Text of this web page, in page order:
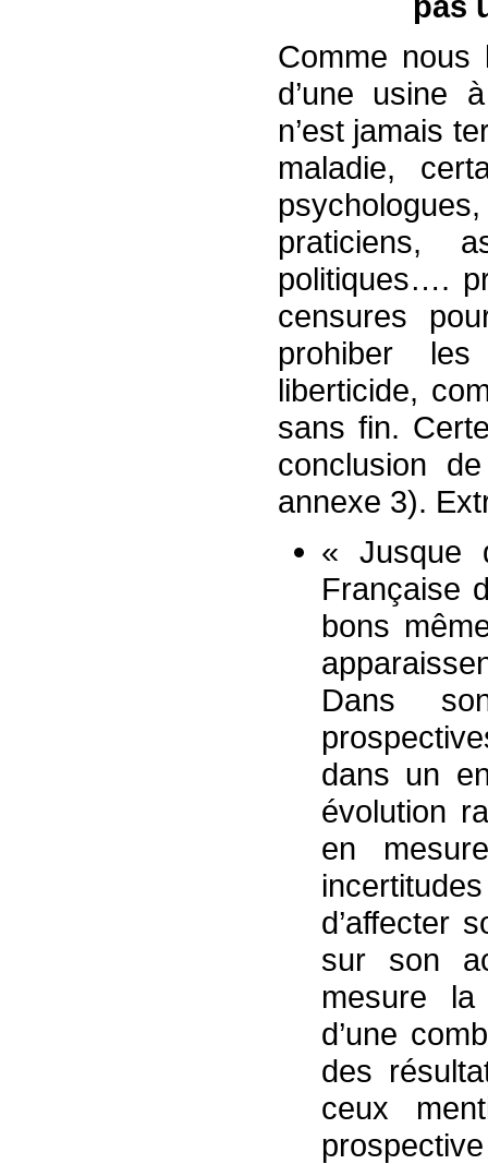
Comme nous
d’une usine
n’est jamais
maladie,
praticiens,
politiques….
censures
prohiber
liberticide,
sans fin.
conclusion
annexe 3).
« Jusque
Française
bons
Dans
dans un
évolution
en
d’affecter
sur son
mesure la
d’une
des
ceux